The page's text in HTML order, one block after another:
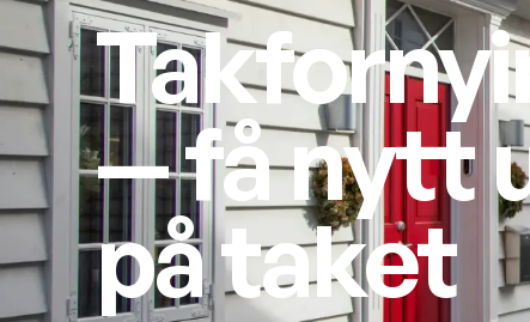
— få nytt
på taket